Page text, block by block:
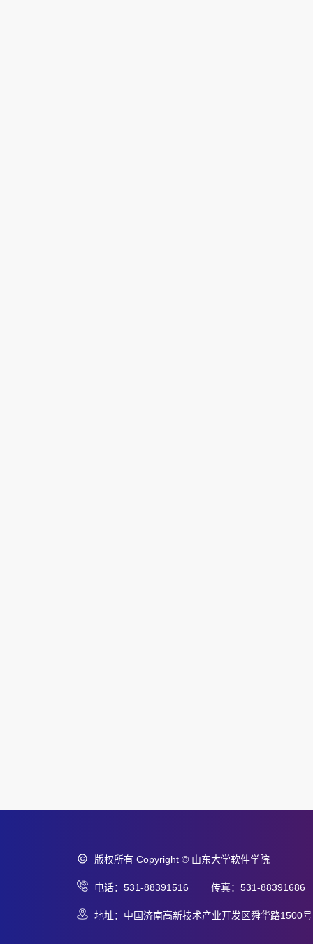
版权所有 Copyright © 山东大学软件学院
电话：531-88391516 传真：531-88391686
地址：中国济南高新技术产业开发区舜华路